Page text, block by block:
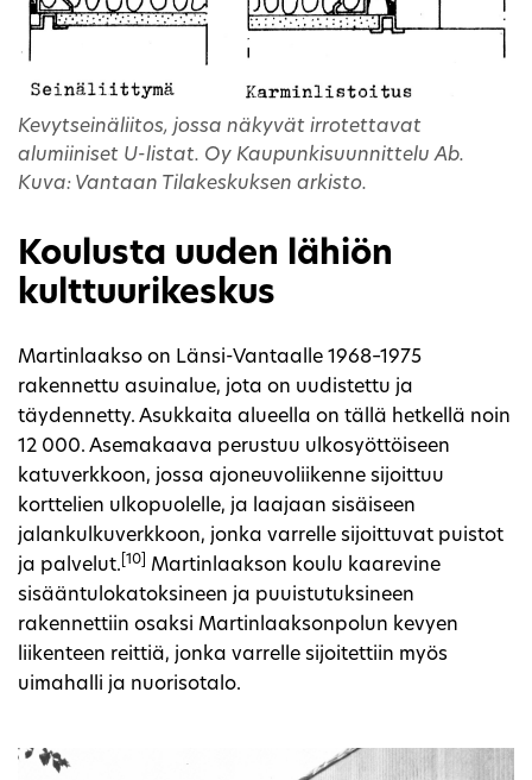
Kevytseinäliitos, jossa näkyvät irrotettavat
alumiiniset U-listat. Oy Kaupunkisuunnittelu Ab.
Kuva: Vantaan Tilakeskuksen arkisto.
Koulusta uuden lähiön
kulttuurikeskus
Martinlaakso on Länsi-Vantaalle 1968–1975
rakennettu asuinalue, jota on uudistettu ja
täydennetty. Asukkaita alueella on tällä hetkellä noin
12 000. Asemakaava perustuu ulkosyöttöiseen
katuverkkoon, jossa ajoneuvoliikenne sijoittuu
korttelien ulkopuolelle, ja laajaan sisäiseen
jalankulkuverkkoon, jonka varrelle sijoittuvat puistot
ja palvelut. [10]
Martinlaakson koulu kaarevine
sisääntulokatoksineen ja puuistutuksineen
rakennettiin osaksi Martinlaaksonpolun kevyen
liikenteen reittiä, jonka varrelle sijoitettiin myös
uimahalli ja nuorisotalo.